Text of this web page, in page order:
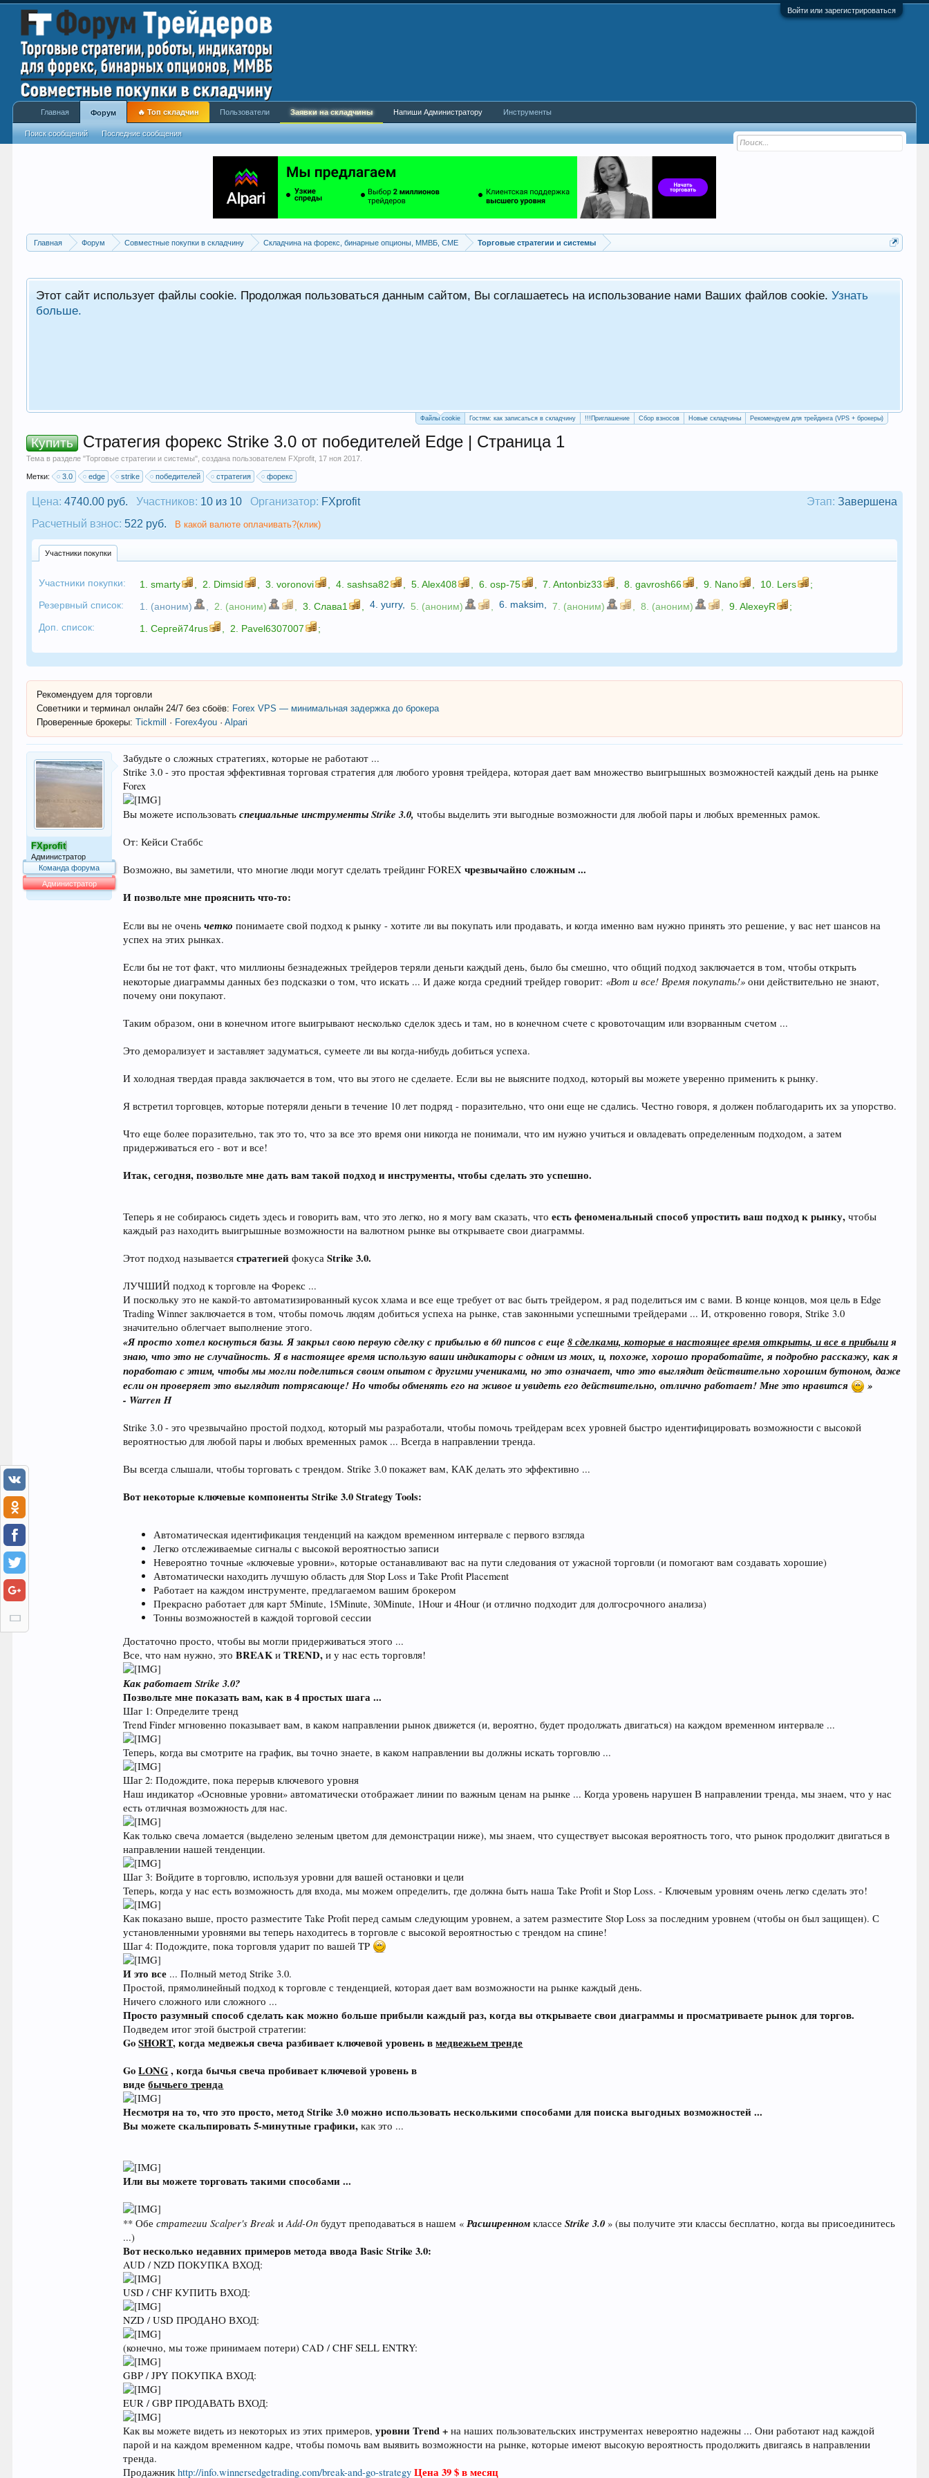
Войти или зарегистрироваться
Главная Форум Совместные покупки в складчину Складчина на форекс, бинарные опционы, ММВБ, CME Торговые стратегии и системы
Этот сайт использует файлы cookie. Продолжая пользоваться данным сайтом, Вы соглашаетесь на использование нами Ваших файлов cookie.Узнать
больше.
Файлы cookie Гостям: как записаться в складчину !!!Приглашение Сбор взносов Новые складчины Рекомендуем для трейдинга (VPS + брокеры)
Купить Стратегия форекс Strike 3.0 от победителей Edge | Страница 1
Тема в разделе "Торговые стратегии и системы", создана пользователем FXprofit 17 ноя 2017
Метки: 3.0 edge strike победителей стратегия форекс
Этап: Завершена
Цена: 4740.00 руб. Участников: 10 из 10 Организатор: FXprofit
Расчетный взнос: 522 руб. В какой валюте оплачивать?(клик)
Участники покупки
Участники покупки: 1.smarty 2. Dimsid 3.voronovi 4.sashsa82 5.Alex408 6.osp-75 7.Antonbiz33 8.gavrosh66 9. Nano 10. Lers
;
Резервный список:
1. (аноним) 2. (аноним) 3.Слава1 4.yurry, 5. (аноним) 6. maksim 7. (аноним) 8. (аноним) 9.AlexeyR
;
Доп. список:
1.Сергей74rus 2. Pavel6307007 ;
Рекомендуем для торговли
Советники и терминал онлайн 24/7 без сбоёв: Forex VPS — минимальная задержка до брокера
Проверенные брокеры: Tickmill · Forex4you ·Alpari
FXprofit
Администратор
Команда форума
Администратор
Забудьте о сложных стратегиях, которые не работают ...
Strike 3.0 - это простая эффективная торговая стратегия для любого уровня трейдера, которая дает вам множество выигрышных возможностей каждый день на рынке
Forex
Вы можете использоватьспециальные инструменты Strike 3.0, чтобы выделить эти выгодные возможности для любой пары и любых временных рамок.
От: Кейси Стаббс
Возможно, вы заметили, что многие люди могут сделать трейдинг FOREXчрезвычайно сложным ...
И позвольте мне прояснить что-то:
Если вы не оченьчетко понимаете свой подход к рынку - хотите ли вы покупать или продавать, и когда именно вам нужно принять это решение, у вас нет шансов на
успех на этих рынках.
Если бы не тот факт, что миллионы безнадежных трейдеров теряли деньги каждый день, было бы смешно, что общий подход заключается в том, чтобы открыть
некоторые диаграммы данных без подсказки о том, что искать ... И даже когда средний трейдер говорит: «Вот и все! Время покупать!»они действительно не знают,
почему они покупают.
Таким образом, они в конечном итоге выигрывают несколько сделок здесь и там, но в конечном счете с кровоточащим или взорванным счетом ...
Это деморализует и заставляет задуматься, сумеете ли вы когда-нибудь добиться успеха.
И холодная твердая правда заключается в том, что вы этого не сделаете. Если вы не выясните подход, который вы можете уверенно применить к рынку.
Я встретил торговцев, которые потеряли деньги в течение 10 лет подряд - поразительно, что они еще не сдались. Честно говоря, я должен поблагодарить их за упорство.
Что еще более поразительно, так это то, что за все это время они никогда не понимали, что им нужно учиться и овладевать определенным подходом, а затем
придерживаться его - вот и все!
Итак, сегодня, позвольте мне дать вам такой подход и инструменты, чтобы сделать это успешно.
Теперь я не собираюсь сидеть здесь и говорить вам, что это легко, но я могу вам сказать, чтоесть феноменальный способ упростить ваш подход к рынку, чтобы
каждый раз находить выигрышные возможности на валютном рынке вы открываете свои диаграммы.
Этот подход называетсястратегией фокусаStrike 3.0.
ЛУЧШИЙ подход к торговле на Форекс ...
И поскольку это не какой-то автоматизированный кусок хлама и все еще требует от вас быть трейдером, я рад поделиться им с вами. В конце концов, моя цель в Edge
Trading Winner заключается в том, чтобы помочь людям добиться успеха на рынке, став законными успешными трейдерами ... И, откровенно говоря, Strike 3.0
значительно облегчает выполнение этого.
«Я просто хотел коснуться базы. Я закрыл свою первую сделку с прибылью в 60 пипсов с еще8 сделками, которые в настоящее время открыты, и все в прибылия
знаю, что это не случайность. Я в настоящее время использую ваши индикаторы с одним из моих, и, похоже, хорошо проработайте, я подробно расскажу, как я
поработаю с этим, чтобы мы могли поделиться своим опытом с другими учениками, но это означает, что это выглядит действительно хорошим бутоном, даже
если он проверяет это выглядит потрясающе! Но чтобы обменять его на живое и увидеть его действительно, отлично работает! Мне это нравится
»
- Warren H
Strike 3.0 - это чрезвычайно простой подход, который мы разработали, чтобы помочь трейдерам всех уровней быстро идентифицировать возможности с высокой
вероятностью для любой пары и любых временных рамок ... Всегда в направлении тренда.
Вы всегда слышали, чтобы торговать с трендом. Strike 3.0 покажет вам, КАК делать это эффективно ...
Вот некоторые ключевые компоненты Strike 3.0 Strategy Tools:
Автоматическая идентификация тенденций на каждом временном интервале с первого взгляда
Легко отслеживаемые сигналы с высокой вероятностью записи
Невероятно точные «ключевые уровни», которые останавливают вас на пути следования от ужасной торговли (и помогают вам создавать хорошие)
Автоматически находить лучшую область для Stop Loss и Take Profit Placement
Работает на каждом инструменте, предлагаемом вашим брокером
Прекрасно работает для карт 5Minute, 15Minute, 30Minute, 1Hour и 4Hour (и отлично подходит для долгосрочного анализа)
Тонны возможностей в каждой торговой сессии
Достаточно просто, чтобы вы могли придерживаться этого ...
Все, что нам нужно, этоBREAKиTREND, и у нас есть торговля!
Как работает Strike 3.0?
Позвольте мне показать вам, как в 4 простых шага ...
Шаг 1: Определите тренд
Trend Finder мгновенно показывает вам, в каком направлении рынок движется (и, вероятно, будет продолжать двигаться) на каждом временном интервале ...
Теперь, когда вы смотрите на график, вы точно знаете, в каком направлении вы должны искать торговлю ...
Шаг 2: Подождите, пока перерыв ключевого уровня
Наш индикатор «Основные уровни» автоматически отображает линии по важным ценам на рынке ... Когда уровень нарушен В направлении тренда, мы знаем, что у нас
есть отличная возможность для нас.
Как только свеча ломается (выделено зеленым цветом для демонстрации ниже), мы знаем, что существует высокая вероятность того, что рынок продолжит двигаться в
направлении нашей тенденции.
Шаг 3: Войдите в торговлю, используя уровни для вашей остановки и цели
Теперь, когда у нас есть возможность для входа, мы можем определить, где должна быть наша Take Profit и Stop Loss. - Ключевым уровням очень легко сделать это!
Как показано выше, просто разместите Take Profit перед самым следующим уровнем, а затем разместите Stop Loss за последним уровнем (чтобы он был защищен). С
установленными уровнями вы теперь находитесь в торговле с высокой вероятностью с трендом на спине!
Шаг 4: Подождите, пока торговля ударит по вашей TP
И это все ... Полный метод Strike 3.0.
Простой, прямолинейный подход к торговле с тенденцией, которая дает вам возможности на рынке каждый день.
Ничего сложного или сложного ...
Просто разумный способ сделать как можно больше прибыли каждый раз, когда вы открываете свои диаграммы и просматриваете рынок для торгов.
Подведем итог этой быстрой стратегии:
GoSHORT,когда медвежья свеча разбивает ключевой уровень вмедвежьем тренде
GoLONG, когда бычья свеча пробивает ключевой уровень в
видебычьего тренда
Несмотря на то, что это просто, метод Strike 3.0 можно использовать несколькими способами для поиска выгодных возможностей ...
Вы можете скальпировать 5-минутные графики, как это ...
Или вы можете торговать такими способами ...
** Обестратегии Scalper's Break иAdd-On будут преподаваться в нашем «Расширенном классеStrike 3.0 » (вы получите эти классы бесплатно, когда вы присоединитесь
...)
Вот несколько недавних примеров метода ввода Basic Strike 3.0:
AUD / NZD ПОКУПКА ВХОД:
USD / CHF КУПИТЬ ВХОД:
NZD / USD ПРОДАНО ВХОД:
(конечно, мы тоже принимаем потери) CAD / CHF SELL ENTRY:
GBP / JPY ПОКУПКА ВХОД:
EUR / GBP ПРОДАВАТЬ ВХОД:
Как вы можете видеть из некоторых из этих примеров,уровни Trend + на наших пользовательских инструментах невероятно надежны ... Они работают над каждой
парой и на каждом временном кадре, чтобы помочь вам выявить возможности на рынке, которые имеют высокую вероятность продолжить двигаясь в направлении
тренда.
Продажникhttp://info.winnersedgetrading.com/break-and-go-strategy Цена 39 $ в месяц
Главная Форум
Поиск сообщений Последние сообщения
🔥 Топ складчин Пользователи Заявки на складчины Напиши Администратору Инструменты